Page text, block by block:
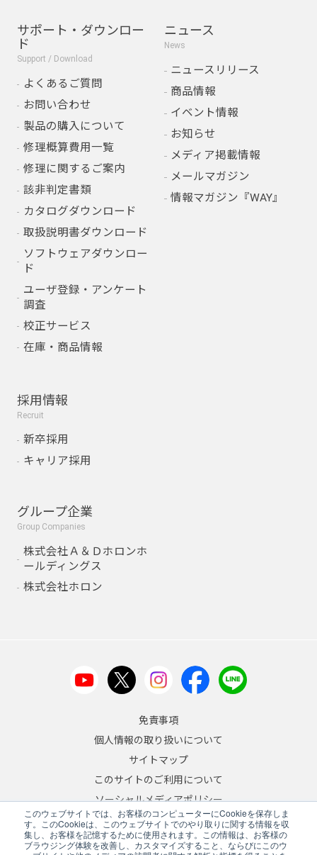
このウェブサイトでは、お客様のコンピューターにCookieを保存しま
す。このCookieは、このウェブサイトでのやり取りに関する情報を収
集し、お客様を記憶するために使用されます。この情報は、お客様の
ブラウジング体験を改善し、カスタマイズすること、ならびにこのウ
サポート・ダウンロー
ド
Support / Download
よくあるご質問
お問い合わせ
製品の購入について
修理概算費用一覧
修理に関するご案内
該非判定書類
カタログダウンロード
取扱説明書ダウンロード
ソフトウェアダウンロー
ド
ユーザ登録・アンケート
調査
校正サービス
在庫・商品情報
ニュース
News
ニュースリリース
商品情報
イベント情報
お知らせ
メディア掲載情報
メールマガジン
情報マガジン『WAY』
採用情報
Recruit
新卒採用
キャリア採用
グループ企業
Group Companies
株式会社Ａ＆Ｄホロンホ
ールディングス
株式会社ホロン
免責事項
個人情報の取り扱いについて
サイトマップ
このサイトのご利用について
ソーシャルメディアポリシー
反社会的勢力への対応について
JA/EN